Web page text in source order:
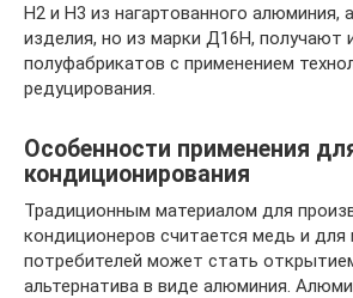
Н2 и Н3 из нагартованного алюминия,
изделия, но из марки Д16Н,
полуфабрикатов с применением
редуцирования.
Особенности применения
кондиционирования
Традиционным материалом для
кондиционеров считается медь и для
потребителей может стать
альтернатива в виде алюминия.